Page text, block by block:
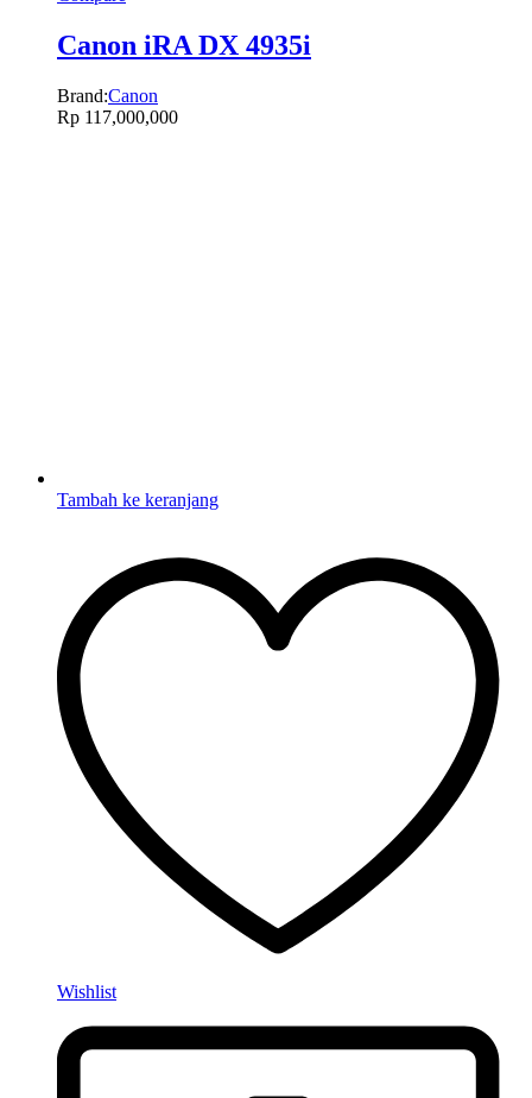
Canon iRA DX 4935i
Brand:Canon
Rp 117,000,000
Tambah ke keranjang
Wishlist